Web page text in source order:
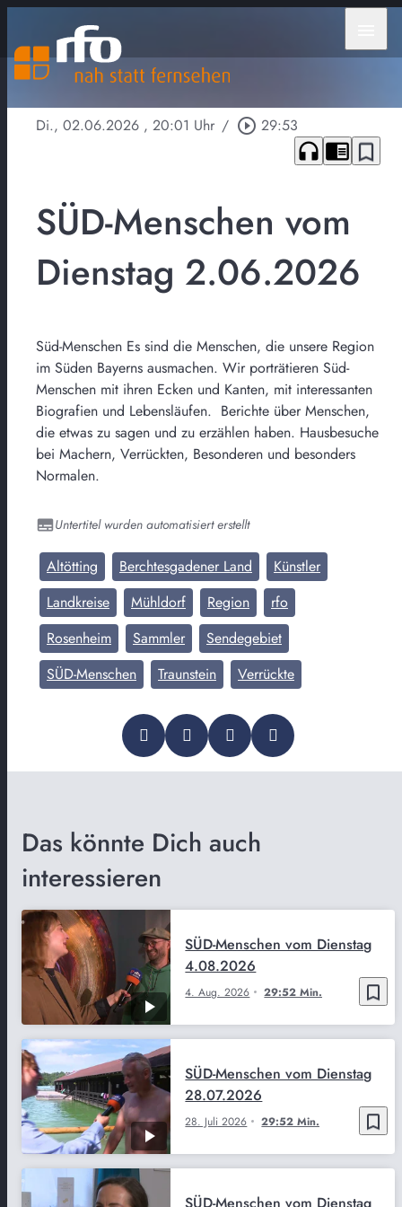
Di., 02.06.2026 , 20:01 Uhr / play_circle_outline 29:53
headphones chrome_reader_mode bookmark_border
SÜD-Menschen vom
Dienstag 2.06.2026
Süd-Menschen Es sind die Menschen, die unsere Region
im Süden Bayerns ausmachen. Wir porträtieren Süd-
Menschen mit ihren Ecken und Kanten, mit interessanten
Biografien und Lebensläufen. Berichte über Menschen,
die etwas zu sagen und zu erzählen haben. Hausbesuche
bei Machern, Verrückten, Besonderen und besonders
Normalen.
Untertitel wurden automatisiert erstellt
Altötting Berchtesgadener Land
Künstler
Landkreise
Mühldorf Region
rfo
Rosenheim
Sammler
Sendegebiet
SÜD-Menschen
Traunstein Verrückte
Das könnte Dich auch
interessieren
bookmark_border
4. Aug. 2026 29:52 Min.
SÜD-Menschen vom Dienstag
4.08.2026
bookmark_border
28. Juli 2026 29:52 Min.
SÜD-Menschen vom Dienstag
28.07.2026
SÜD-Menschen vom Dienstag